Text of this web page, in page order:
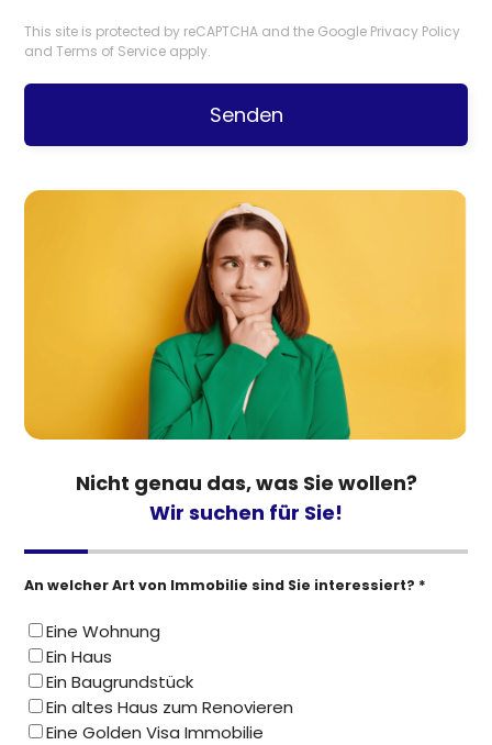
This site is protected by reCAPTCHA and the Google Privacy Policy
andTerms of Service apply.
Senden
Nicht genau das, was Sie wollen?
Wir suchen für Sie!
An welcher Art von Immobilie sind Sie interessiert? *
Eine Wohnung
Ein Haus
Ein Baugrundstück
Ein altes Haus zum Renovieren
Eine Golden Visa Immobilie